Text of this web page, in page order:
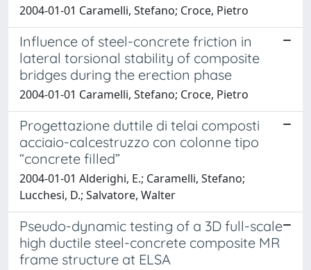
2004-01-01 Caramelli, Stefano; Croce, Pietro
Influence of steel-concrete friction in
lateral torsional stability of composite
bridges during the erection phase
2004-01-01 Caramelli, Stefano; Croce, Pietro
Progettazione duttile di telai composti
acciaio-calcestruzzo con colonne tipo
“concrete filled”
2004-01-01 Alderighi, E.; Caramelli, Stefano;
Lucchesi, D.; Salvatore, Walter
Pseudo-dynamic testing of a 3D full-scale
high ductile steel-concrete composite MR
frame structure at ELSA